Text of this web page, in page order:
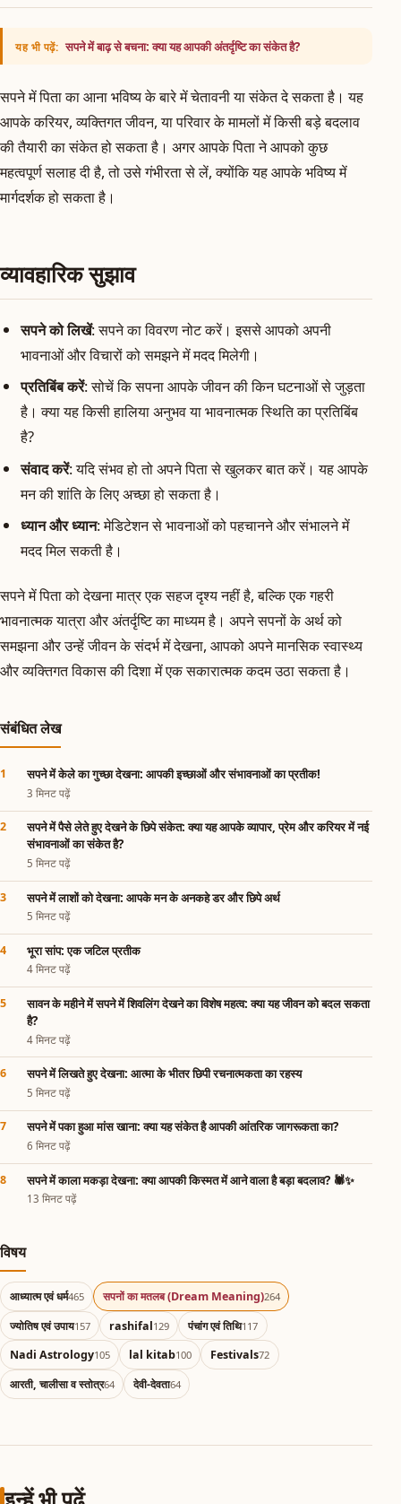
यह भी पढ़ें: सपने में बाढ़ से बचना: क्या यह आपकी अंतर्दृष्टि का संकेत है?
सपने में पिता का आना भविष्य के बारे में चेतावनी या संकेत दे सकता है। यह
आपके करियर, व्यक्तिगत जीवन, या परिवार के मामलों में किसी बड़े बदलाव
की तैयारी का संकेत हो सकता है। अगर आपके पिता ने आपको कुछ
महत्वपूर्ण सलाह दी है, तो उसे गंभीरता से लें, क्योंकि यह आपके भविष्य में
मार्गदर्शक हो सकता है।
व्यावहारिक सुझाव
सपने को लिखें: सपने का विवरण नोट करें। इससे आपको अपनी
भावनाओं और विचारों को समझने में मदद मिलेगी।
प्रतिबिंब करें: सोचें कि सपना आपके जीवन की किन घटनाओं से जुड़ता
है। क्या यह किसी हालिया अनुभव या भावनात्मक स्थिति का प्रतिबिंब
है?
संवाद करें: यदि संभव हो तो अपने पिता से खुलकर बात करें। यह आपके
मन की शांति के लिए अच्छा हो सकता है।
ध्यान और ध्यान: मेडिटेशन से भावनाओं को पहचानने और संभालने में
मदद मिल सकती है।
सपने में पिता को देखना मात्र एक सहज दृश्य नहीं है, बल्कि एक गहरी
भावनात्मक यात्रा और अंतर्दृष्टि का माध्यम है। अपने सपनों के अर्थ को
समझना और उन्हें जीवन के संदर्भ में देखना, आपको अपने मानसिक स्वास्थ्य
और व्यक्तिगत विकास की दिशा में एक सकारात्मक कदम उठा सकता है।
संबंधित लेख
सपने में केले का गुच्छा देखना: आपकी इच्छाओं और संभावनाओं का प्रतीक!
3 मिनट पढ़ें
सपने में पैसे लेते हुए देखने के छिपे संकेत: क्या यह आपके व्यापार, प्रेम और करियर में नई
संभावनाओं का संकेत है?
5 मिनट पढ़ें
सपने में लाशों को देखना: आपके मन के अनकहे डर और छिपे अर्थ
5 मिनट पढ़ें
भूरा सांप: एक जटिल प्रतीक
4 मिनट पढ़ें
सावन के महीने में सपने में शिवलिंग देखने का विशेष महत्व: क्या यह जीवन को बदल सकता
है?
4 मिनट पढ़ें
सपने में लिखते हुए देखना: आत्मा के भीतर छिपी रचनात्मकता का रहस्य
5 मिनट पढ़ें
सपने में पका हुआ मांस खाना: क्या यह संकेत है आपकी आंतरिक जागरूकता का?
6 मिनट पढ़ें
सपने में काला मकड़ा देखना: क्या आपकी किस्मत में आने वाला है बड़ा बदलाव? 🕷️✨
13 मिनट पढ़ें
विषय
आध्यात्म एवं धर्म465 सपनों का मतलब (Dream Meaning)264
ज्योतिष एवं उपाय157 rashifal129 पंचांग एवं तिथि117
Nadi Astrology105 lal kitab100 Festivals72
आरती, चालीसा व स्तोत्र64 देवी-देवता64